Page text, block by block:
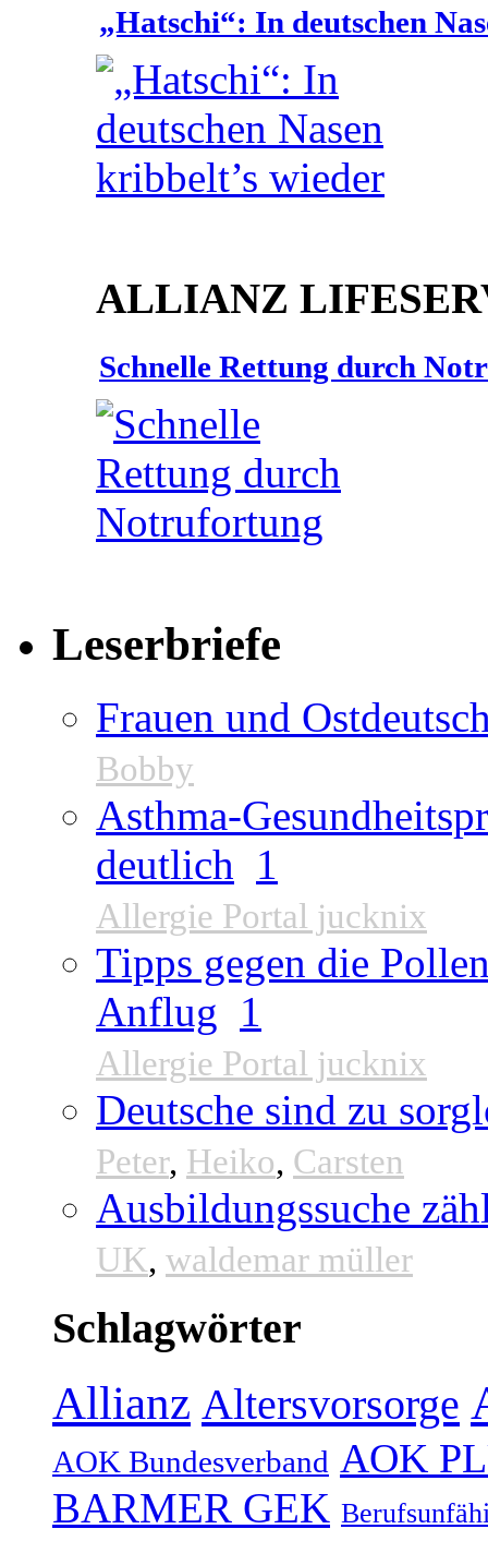
„Hatschi“: In deutschen
ALLIANZ
Schnelle Rettung durch
Leserbriefe
Frauen und
Bobby
Asthma-
deutlich 1
Allergie Portal jucknix
Tipps gegen die
Anflug 1
Allergie Portal jucknix
Deutsche sind zu
Peter, Heiko, Carsten
Ausbildungssuche
UK, waldemar müller
Schlagwörter
Allianz Altersvorsorge
AOK Bundesverband AOK
BARMER GEK